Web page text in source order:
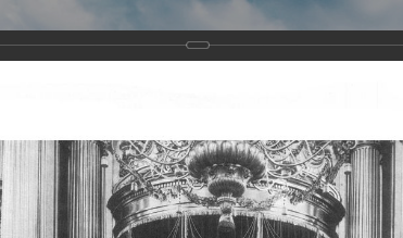
Сайт создан по